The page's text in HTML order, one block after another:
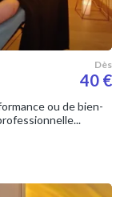
Dès
40 €
ou de bien-